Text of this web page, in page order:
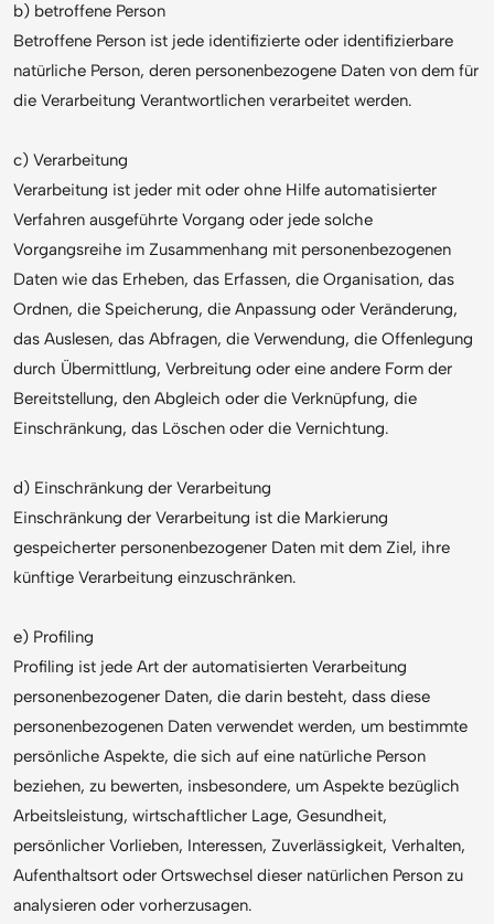
b) betroffene Person
Betroffene Person ist jede identifizierte oder identifizierbare
natürliche Person, deren personenbezogene Daten von dem für
die Verarbeitung Verantwortlichen verarbeitet werden.
c) Verarbeitung
Verarbeitung ist jeder mit oder ohne Hilfe automatisierter
Verfahren ausgeführte Vorgang oder jede solche
Vorgangsreihe im Zusammenhang mit personenbezogenen
Daten wie das Erheben, das Erfassen, die Organisation, das
Ordnen, die Speicherung, die Anpassung oder Veränderung,
das Auslesen, das Abfragen, die Verwendung, die Offenlegung
durch Übermittlung, Verbreitung oder eine andere Form der
Bereitstellung, den Abgleich oder die Verknüpfung, die
Einschränkung, das Löschen oder die Vernichtung.
d) Einschränkung der Verarbeitung
Einschränkung der Verarbeitung ist die Markierung
gespeicherter personenbezogener Daten mit dem Ziel, ihre
künftige Verarbeitung einzuschränken.
e) Profiling
Profiling ist jede Art der automatisierten Verarbeitung
personenbezogener Daten, die darin besteht, dass diese
personenbezogenen Daten verwendet werden, um bestimmte
persönliche Aspekte, die sich auf eine natürliche Person
beziehen, zu bewerten, insbesondere, um Aspekte bezüglich
Arbeitsleistung, wirtschaftlicher Lage, Gesundheit,
persönlicher Vorlieben, Interessen, Zuverlässigkeit, Verhalten,
Aufenthaltsort oder Ortswechsel dieser natürlichen Person zu
analysieren oder vorherzusagen.